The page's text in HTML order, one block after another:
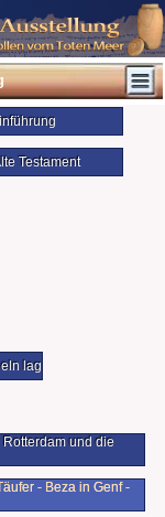
Testament
lag
und die
- Beza in Genf -